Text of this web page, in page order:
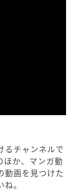
るチャンネルで
ほか、マンガ動
動画を見つけた
。